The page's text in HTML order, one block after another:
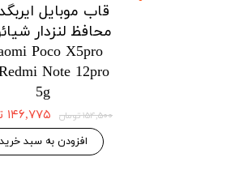
قاب موبایل
محافظ لنزدار
Poco X5pro
Note 12pro
5g
۱۵۴,۵۰۰ تومان ۱۴۶,۷۷۵ تومان
افزودن به سبد خرید